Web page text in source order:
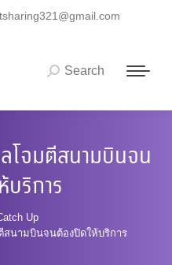
Search:
Search
ลโจมตีสนามบินจน
ริการ
Up
สนามบินจนต้องปิดให้บริการ